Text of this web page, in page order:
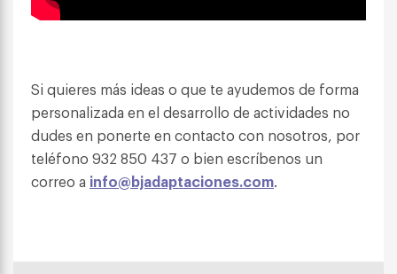
Si quieres más ideas o que te ayudemos de forma
personalizada en el desarrollo de actividades no
dudes en ponerte en contacto con nosotros, por
teléfono 932 850 437 o bien escríbenos un
correo a info@bjadaptaciones.com.